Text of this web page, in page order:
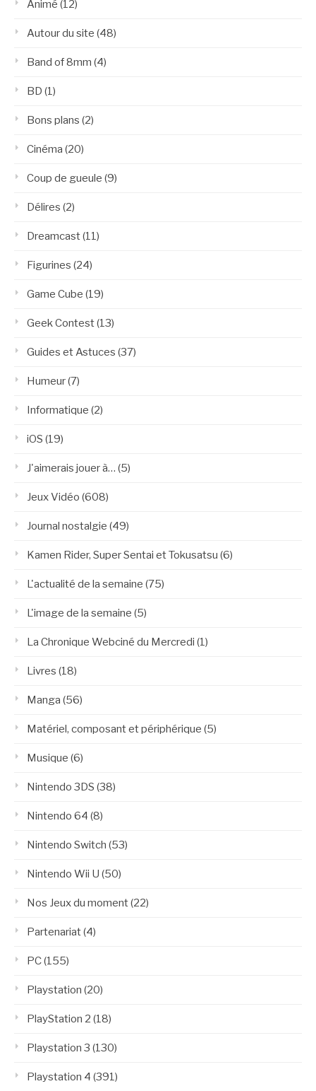
Animé (12)
Autour du site (48)
Band of 8mm (4)
BD (1)
Bons plans (2)
Cinéma (20)
Coup de gueule (9)
Délires (2)
Dreamcast(11)
Figurines (24)
Game Cube (19)
Geek Contest(13)
Guides et Astuces (37)
Humeur(7)
Informatique (2)
iOS (19)
J'aimerais jouer à… (5)
Jeux Vidéo (608)
Journal nostalgie (49)
Kamen Rider, Super Sentai et Tokusatsu (6)
L'actualité de la semaine (75)
L'image de la semaine (5)
La Chronique Webciné du Mercredi (1)
Livres (18)
Manga (56)
Matériel, composant et périphérique (5)
Musique (6)
Nintendo 3DS (38)
Nintendo 64 (8)
Nintendo Switch (53)
Nintendo Wii U (50)
Nos Jeux du moment(22)
Partenariat(4)
PC(155)
Playstation (20)
PlayStation 2 (18)
Playstation 3 (130)
Playstation 4 (391)